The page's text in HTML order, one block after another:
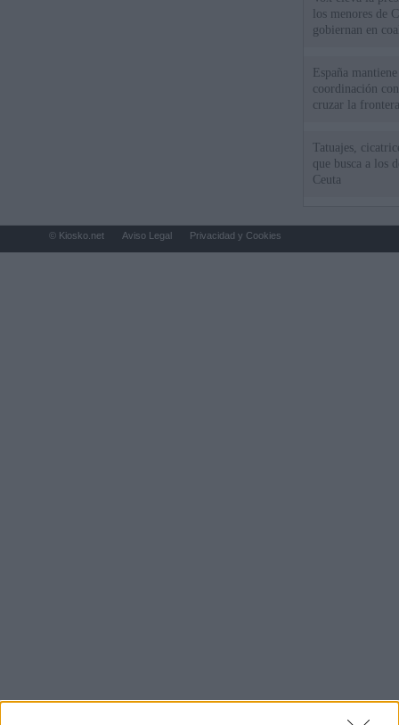
los menores de
gobiernan en
España
coordinación
cruzar la
Tatuajes,
que busca a los
Ceuta
© Kiosko.net Aviso Legal Privacidad y Cookies